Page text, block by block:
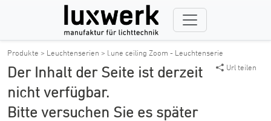
Produkte > Leuchtenserien > l.une ceiling Zoom - Leuchtenserie
Url teilen
Der Inhalt der Seite ist derzeit
nicht verfügbar.
Bitte versuchen Sie es später